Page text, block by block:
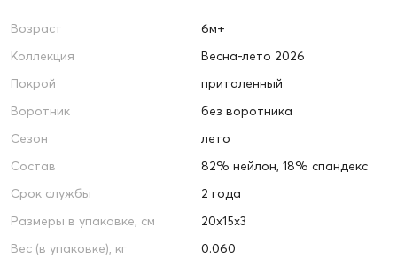
Возраст
6м+
Коллекция
Весна-лето 2026
Покрой
приталенный
Воротник
без воротника
Сезон
лето
Состав
82% нейлон, 18% спандекс
Срок службы
2 года
Размеры в упаковке, см
20х15х3
Вес (в упаковке), кг
0.060